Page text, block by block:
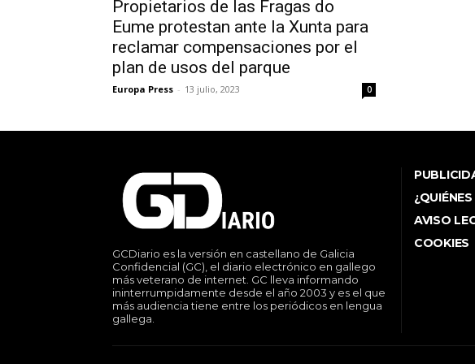
Propietarios de las Fragas do
Eume protestan ante la Xunta para
reclamar compensaciones por el
plan de usos del parque
Europa Press - 13 julio, 2023 0
GCDiario es la versión en castellano de Galicia
Confidencial (GC), el diario electrónico en gallego
más veterano de internet. GC lleva informando
ininterrumpidamente desde el año 2003 y es el que
más audiencia tiene entre los periódicos en lengua
gallega.
AVISO
COOKIES